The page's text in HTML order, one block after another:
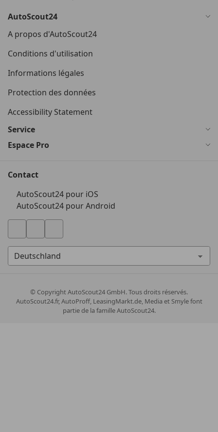
AutoScout24
A propos d'AutoScout24
Conditions d'utilisation
Informations légales
Protection des données
Accessibility Statement
Service
Espace Pro
Contact
AutoScout24 pour iOS
AutoScout24 pour Android
© CopyrightAutoScout24 GmbH. Tous droits réservés.
AutoScout24.fr, AutoProff, LeasingMarkt.de, Media et Smyle font
partie de la famille AutoScout24.